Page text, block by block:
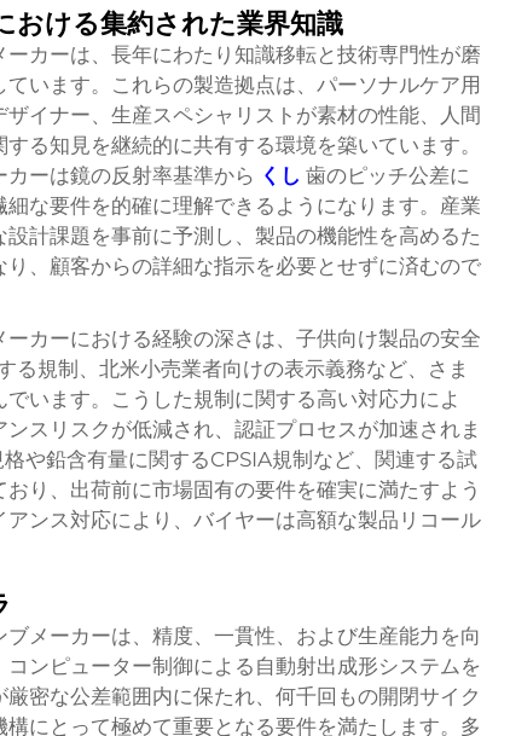
おける集約された業界知識
カーは、長年にわたり知識移転と技術専門性が磨
います。これらの製造拠点は、パーソナルケア用
イナー、生産スペシャリストが素材の性能、人間
る知見を継続的に共有する環境を築いています。
ーは鏡の反射率基準から くし 歯のピッチ公差に
な要件を的確に理解できるようになります。産業
計課題を事前に予測し、製品の機能性を高めるた
、顧客からの詳細な指示を必要とせずに済むので
カーにおける経験の深さは、子供向け製品の安全
規制、北米小売業者向けの表示義務など、さま
います。こうした規制に関する高い対応力によ
スリスクが低減され、認証プロセスが加速されま
や鉛含有量に関するCPSIA規制など、関連する試
り、出荷前に市場固有の要件を確実に満たすよう
ンス対応により、バイヤーは高額な製品リコール
メーカーは、精度、一貫性、および生産能力を向
ンピューター制御による自動射出成形システムを
密な公差範囲内に保たれ、何千回もの開閉サイク
にとって極めて重要となる要件を満たします。多